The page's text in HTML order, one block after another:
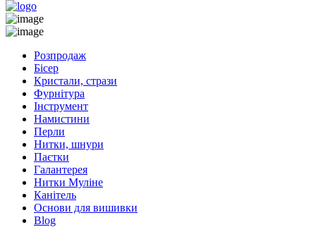
Розпродаж
Бісер
Кристали, стрази
Фурнітура
Інструмент
Намистини
Перли
Нитки, шнури
Паєтки
Галантерея
Нитки Муліне
Канітель
Основи для вишивки
Blog